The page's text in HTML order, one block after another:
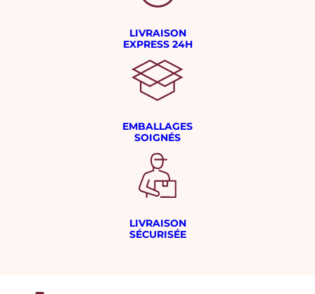
LIVRAISON
EXPRESS 24H
EMBALLAGES
SOIGNÉS
LIVRAISON
SÉCURISÉE